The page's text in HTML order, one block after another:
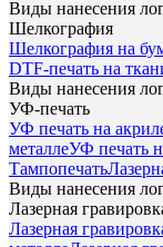
Виды нанесения
Шелкография
Шелкография на
DTF-печать на
Виды нанесения
УФ-печать
УФ печать на
металлеУФ печать
Тампопечать
Виды нанесения
Лазерная
Лазерная